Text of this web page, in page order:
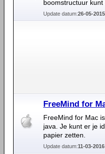
boomstructuur
Update datum:26-05-2015
FreeMind for
FreeMind for Mac
java. Je kunt er je
papier zetten.
Update datum:11-03-2016